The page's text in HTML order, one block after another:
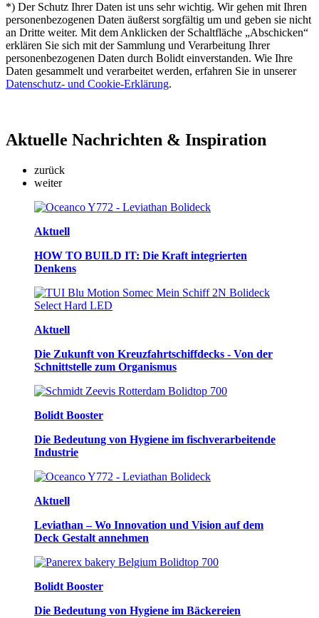
*) Der Schutz Ihrer Daten ist uns sehr wichtig. Wir gehen mit Ihren
personenbezogenen Daten äußerst sorgfältig um und geben sie nicht
an Dritte weiter. Mit dem Anklicken der Schaltfläche „Abschicken“
erklären Sie sich mit der Sammlung und Verarbeitung Ihrer
personenbezogenen Daten durch Bolidt einverstanden. Wie Ihre
Daten gesammelt und verarbeitet werden, erfahren Sie in unserer
Datenschutz- und Cookie-Erklärung.
Aktuelle Nachrichten & Inspiration
zurück
weiter
Aktuell
HOW TO BUILD IT: Die Kraft integrierten
Denkens
Aktuell
Die Zukunft von Kreuzfahrtschiffdecks - Von der
Schnittstelle zum Organismus
Bolidt Booster
Die Bedeutung von Hygiene im fischverarbeitende
Industrie
Aktuell
Leviathan – Wo Innovation und Vision auf dem
Deck Gestalt annehmen
Bolidt Booster
Die Bedeutung von Hygiene im Bäckereien